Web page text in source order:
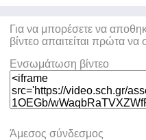
Για να μπορέσετε να
βίντεο απαιτείται πρώτα να
Ενσωμάτωση βίντεο
Άμεσος σύνδεσμος